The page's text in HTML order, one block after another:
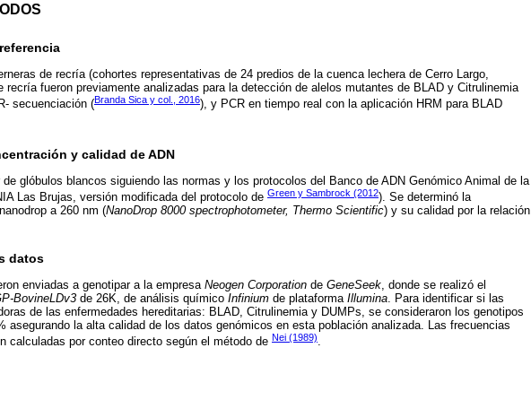
de recría (cohortes representativas de 24 predios de la cuenca lechera de Cerro Largo,
recría fueron previamente analizadas para la detección de alelos mutantes de BLAD y Citrulinemia
secuenciación (Branda Sica y col., 2016), y PCR en tiempo real con la aplicación HRM para BLAD
y calidad de ADN
glóbulos blancos siguiendo las normas y los protocolos del Banco de ADN Genómico Animal de la
Las Brujas, versión modificada del protocolo de Green y Sambrock (2012). Se determinó la
a 260 nm (NanoDrop 8000 spectrophotometer, Thermo Scientific) y su calidad por la relación
datos
enviadas a genotipar a la empresa Neogen Corporation de GeneSeek , donde se realizó el
BovineLDv3 de 26K, de análisis químico Infinium de plataforma Illumina . Para identificar si las
de las enfermedades hereditarias: BLAD, Citrulinemia y DUMPs, se consideraron los genotipos
asegurando la alta calidad de los datos genómicos en esta población analizada. Las frecuencias
calculadas por conteo directo según el método de Nei (1989)